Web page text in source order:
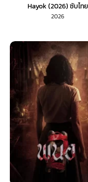
Hayok (2026) ซับไทย
2026